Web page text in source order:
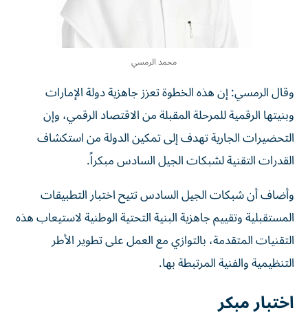
محمد الرمسي
وقال الرمسي: إن هذه الخطوة تعزز جاهزية دولة الإمارات
وبنيتها الرقمية للمرحلة المقبلة من الاقتصاد الرقمي، وإن
التحضيرات الجارية تهدف إلى تمكين الدولة من استكشاف
القدرات التقنية لشبكات الجيل السادس مبكراً.
وأضاف أن شبكات الجيل السادس تتيح اختبار التطبيقات
المستقبلية وتقييم جاهزية البنية التحتية الوطنية لاستيعاب هذه
التقنيات المتقدمة، بالتوازي مع العمل على تطوير الأطر
التنظيمية والفنية المرتبطة بها.
اختبار مبكر